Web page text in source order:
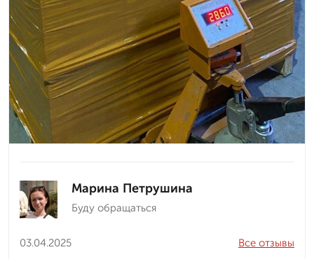
Марина Петрушина
Буду обращаться
03.04.2025
Все отзывы